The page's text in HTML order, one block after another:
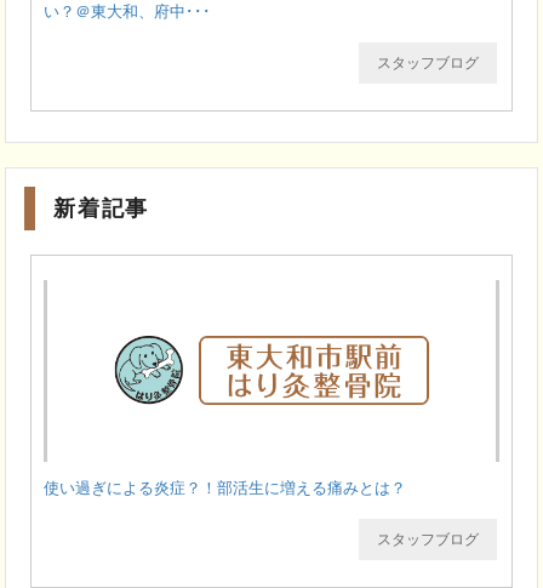
い？＠東大和、府中･･･
スタッフブログ
新着記事
使い過ぎによる炎症？！部活生に増える痛みとは？
スタッフブログ